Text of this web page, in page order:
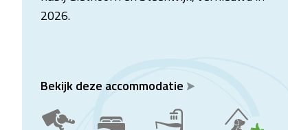
2026.
Bekijk deze accommodatie